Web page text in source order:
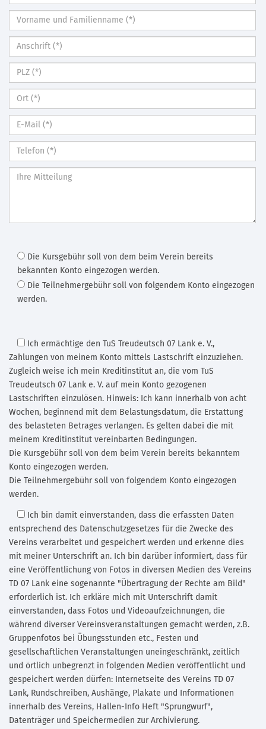
Die Kursgebühr soll von dem beim Verein bereits
bekannten Konto eingezogen werden.
Die Teilnehmergebühr soll von folgendem Konto eingezogen
werden.
Ich ermächtige den TuS Treudeutsch 07 Lank e. V.,
Zahlungen von meinem Konto mittels Lastschrift einzuziehen.
Zugleich weise ich mein Kreditinstitut an, die vom TuS
Treudeutsch 07 Lank e. V. auf mein Konto gezogenen
Lastschriften einzulösen. Hinweis: Ich kann innerhalb von acht
Wochen, beginnend mit dem Belastungsdatum, die Erstattung
des belasteten Betrages verlangen. Es gelten dabei die mit
meinem Kreditinstitut vereinbarten Bedingungen.
Die Kursgebühr soll von dem beim Verein bereits bekanntem
Konto eingezogen werden.
Die Teilnehmergebühr soll von folgendem Konto eingezogen
werden.
Ich bin damit einverstanden, dass die erfassten Daten
entsprechend des Datenschutzgesetzes für die Zwecke des
Vereins verarbeitet und gespeichert werden und erkenne dies
mit meiner Unterschrift an. Ich bin darüber informiert, dass für
eine Veröffentlichung von Fotos in diversen Medien des Vereins
TD 07 Lank eine sogenannte "Übertragung der Rechte am Bild"
erforderlich ist. Ich erkläre mich mit Unterschrift damit
einverstanden, dass Fotos und Videoaufzeichnungen, die
während diverser Vereinsveranstaltungen gemacht werden, z.B.
Gruppenfotos bei Übungsstunden etc., Festen und
gesellschaftlichen Veranstaltungen uneingeschränkt, zeitlich
und örtlich unbegrenzt in folgenden Medien veröffentlicht und
gespeichert werden dürfen: Internetseite des Vereins TD 07
Lank, Rundschreiben, Aushänge, Plakate und Informationen
innerhalb des Vereins, Hallen-Info Heft "Sprungwurf",
Datenträger und Speichermedien zur Archivierung.